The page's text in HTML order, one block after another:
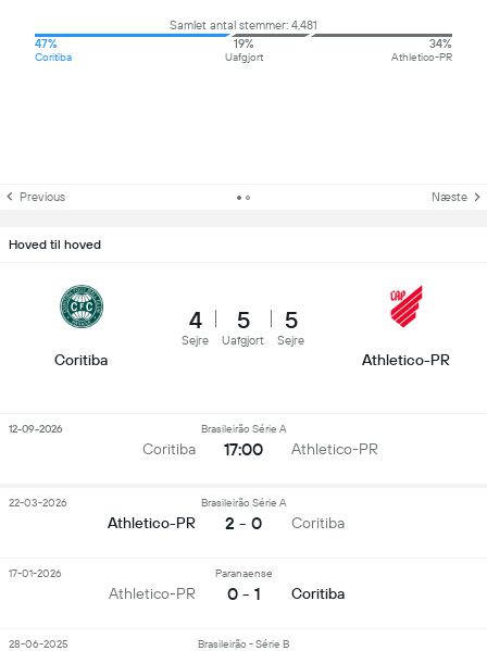
Samlet antal stemmer: 4,481
47%
Coritiba
19%
Uafgjort
34%
Athletico-PR
Previous Næste
Hoved til hoved
Coritiba
4
Sejre
5
Uafgjort
5
Sejre
Athletico-PR
Coritiba
Brasileirão Série A
17:00 Athletico-PR
12-09-2026
Athletico-PR
Brasileirão Série A
2 - 0 Coritiba
22-03-2026
Athletico-PR
Paranaense
0 - 1 Coritiba
17-01-2026
Brasileirão - Série B
28-06-2025